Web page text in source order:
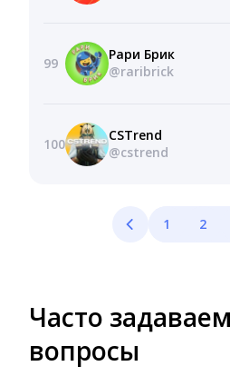
99
Рари Брик
@raribrick
100
CSTrend
@cstrend
1 2
Часто
вопросы